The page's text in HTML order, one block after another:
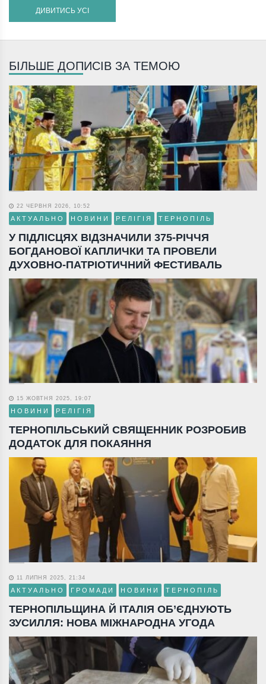
ДИВИТИСЬ УСІ
БІЛЬШЕ ДОПИСІВ ЗА ТЕМОЮ
22 ЧЕРВНЯ 2026, 10:52
АКТУАЛЬНО НОВИНИ РЕЛІГІЯ ТЕРНОПІЛЬ
У ПІДЛІСЦЯХ ВІДЗНАЧИЛИ 375-РІЧЧЯ
БОГДАНОВОЇ КАПЛИЧКИ ТА ПРОВЕЛИ
ДУХОВНО-ПАТРІОТИЧНИЙ ФЕСТИВАЛЬ
15 ЖОВТНЯ 2025, 19:07
НОВИНИ РЕЛІГІЯ
ТЕРНОПІЛЬСЬКИЙ СВЯЩЕННИК РОЗРОБИВ
ДОДАТОК ДЛЯ ПОКАЯННЯ
11 ЛИПНЯ 2025, 21:34
АКТУАЛЬНО ГРОМАДИ НОВИНИ ТЕРНОПІЛЬ
ТЕРНОПІЛЬЩИНА Й ІТАЛІЯ ОБ’ЄДНУЮТЬ
ЗУСИЛЛЯ: НОВА МІЖНАРОДНА УГОДА